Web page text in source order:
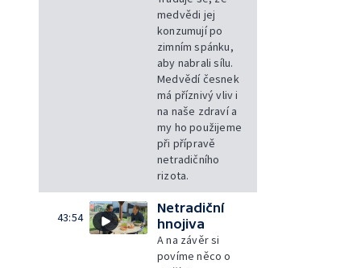
medvědi jej
konzumují po
zimním spánku,
aby nabrali sílu.
Medvědí česnek
má příznivý vliv i
na naše zdraví a
my ho použijeme
při přípravě
netradičního
rizota.
43:54
Netradiční
hnojiva
A na závěr si
povíme něco o